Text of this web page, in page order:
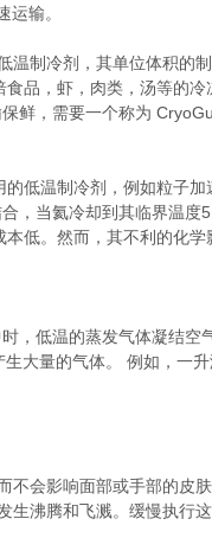
运输。
温制冷剂，其单位体积的
食品，虾，肉类，汤等的冷
鲜，需要一个称为
低温制冷剂，例如粒子
当氦冷却到其临界温度
本低。然而，其不利的化
，低温的蒸发气体凝结空
大量的气体。 例如，一
会影响面部或手部的皮
沸腾和飞溅。缓慢执行